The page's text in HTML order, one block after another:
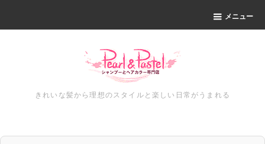
メニュー
きれいな髪から理想のスタイルと楽しい日常がうまれる